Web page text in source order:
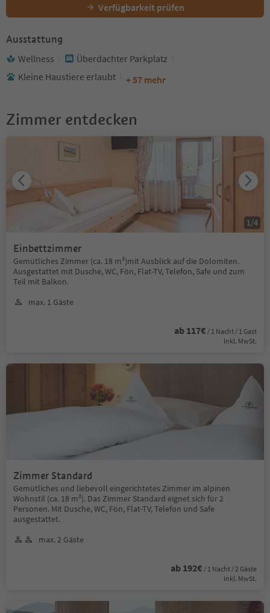
Verfügbarkeit prüfen
Ausstattung
Wellness
Überdachter Parkplatz
Kleine Haustiere erlaubt
+ 57 mehr
Zimmer entdecken
Einbettzimmer
Gemütliches Zimmer (ca. 18 m²)mit Ausblick auf die Dolomiten.
Ausgestattet mit Dusche, WC, Fön, Flat-TV, Telefon, Safe und zum
Teil mit Balkon.
max. 1 Gäste
ab 117€ / 1 Nacht / 1 Gast
Inkl. MwSt.
1 /4
Zimmer Standard
Gemütliches und liebevoll eingerichtetes Zimmer im alpinen
Wohnstil (ca. 18 m²). Das Zimmer Standard eignet sich für 2
Personen. Mit Dusche, WC, Fön, Flat-TV, Telefon und Safe
ausgestattet.
max. 2 Gäste
ab 192€ / 1 Nacht / 2 Gäste
Inkl. MwSt.